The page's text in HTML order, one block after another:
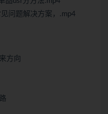
问题解决方案，.mp4
方向